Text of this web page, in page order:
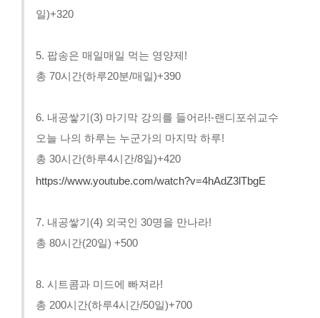
일)+320
5. 팝송은 매일매일 먹는 영양제!
총 70시간(하루20분/매일)+390
6. 내공쌓기(3) 마기막 강의를 들어라!-랜디포쉬교수
오늘 나의 하루는 누군가의 마지막 하루!
총 30시간(하루4시간/8일)+420
https://www.youtube.com/watch?v=4hAdZ3lTbgE
7. 내공쌓기(4) 외국인 30명을 만나라!
총 80시간(20일) +500
8. 시트콤과 미드에 빠져라!
총 200시간(하루4시간/50일)+700